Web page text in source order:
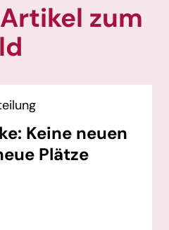
zum
Keine neuen
Plätze